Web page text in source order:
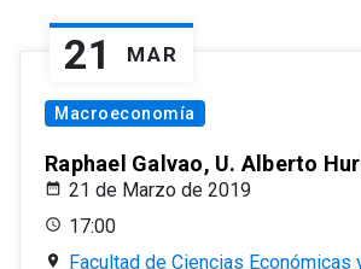
21 MAR
Macroeconomía
Raphael Galvao, U. Alberto
21 de Marzo de 2019
17:00
Facultad de Ciencias Económicas